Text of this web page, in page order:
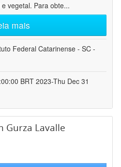
vegetal. Para obte...
mais
Federal Catarinense - SC -
BRT 2023-Thu Dec 31
Gurza Lavalle